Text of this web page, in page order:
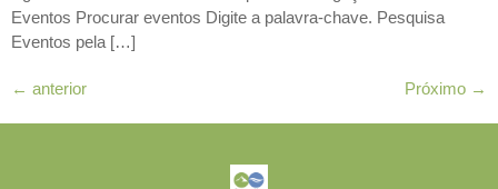
Eventos Procurar eventos Digite a palavra-chave. Pesquisa
Eventos pela […]
← anterior Próximo →